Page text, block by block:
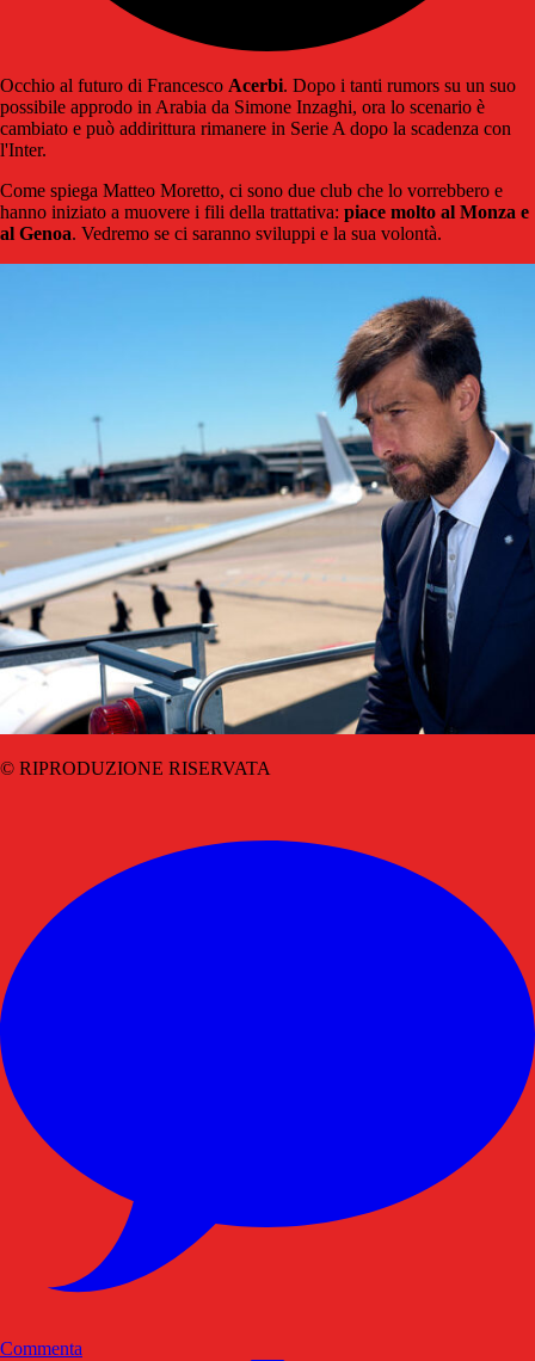
Occhio al futuro di Francesco Acerbi. Dopo i tanti rumors su un suo
possibile approdo in Arabia da Simone Inzaghi, ora lo scenario è
cambiato e può addirittura rimanere in Serie A dopo la scadenza con
l'Inter.
Come spiega Matteo Moretto, ci sono due club che lo vorrebbero e
hanno iniziato a muovere i fili della trattativa: piace molto al Monza e
al Genoa. Vedremo se ci saranno sviluppi e la sua volontà.
© RIPRODUZIONE RISERVATA
Commenta